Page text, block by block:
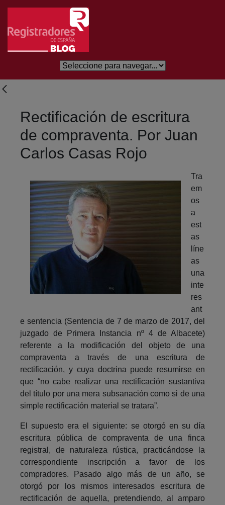
Saltar al contenido principal
Rectificación de escritura
de compraventa. Por Juan
Carlos Casas Rojo
Tra
em
os
a
est
as
líne
as
una
inte
res
ant
e sentencia (Sentencia de 7 de marzo de 2017, del
juzgado de Primera Instancia nº 4 de Albacete)
referente a la modificación del objeto de una
compraventa a través de una escritura de
rectificación, y cuya doctrina puede resumirse en
que “no cabe realizar una rectificación sustantiva
del título por una mera subsanación como si de una
simple rectificación material se tratara”.
El supuesto era el siguiente: se otorgó en su día
escritura pública de compraventa de una finca
registral, de naturaleza rústica, practicándose la
correspondiente inscripción a favor de los
compradores. Pasado algo más de un año, se
otorgó por los mismos interesados escritura de
rectificación de aquella, pretendiendo, al amparo